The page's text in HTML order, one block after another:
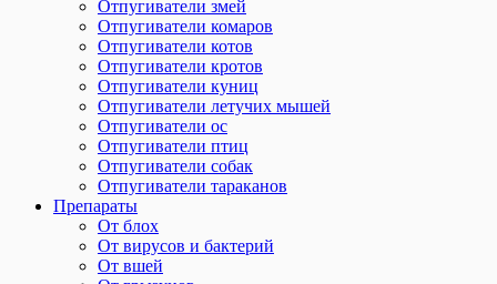
Отпугиватели змей
Отпугиватели комаров
Отпугиватели котов
Отпугиватели кротов
Отпугиватели куниц
Отпугиватели летучих мышей
Отпугиватели ос
Отпугиватели птиц
Отпугиватели собак
Отпугиватели тараканов
Препараты
От блох
От вирусов и бактерий
От вшей